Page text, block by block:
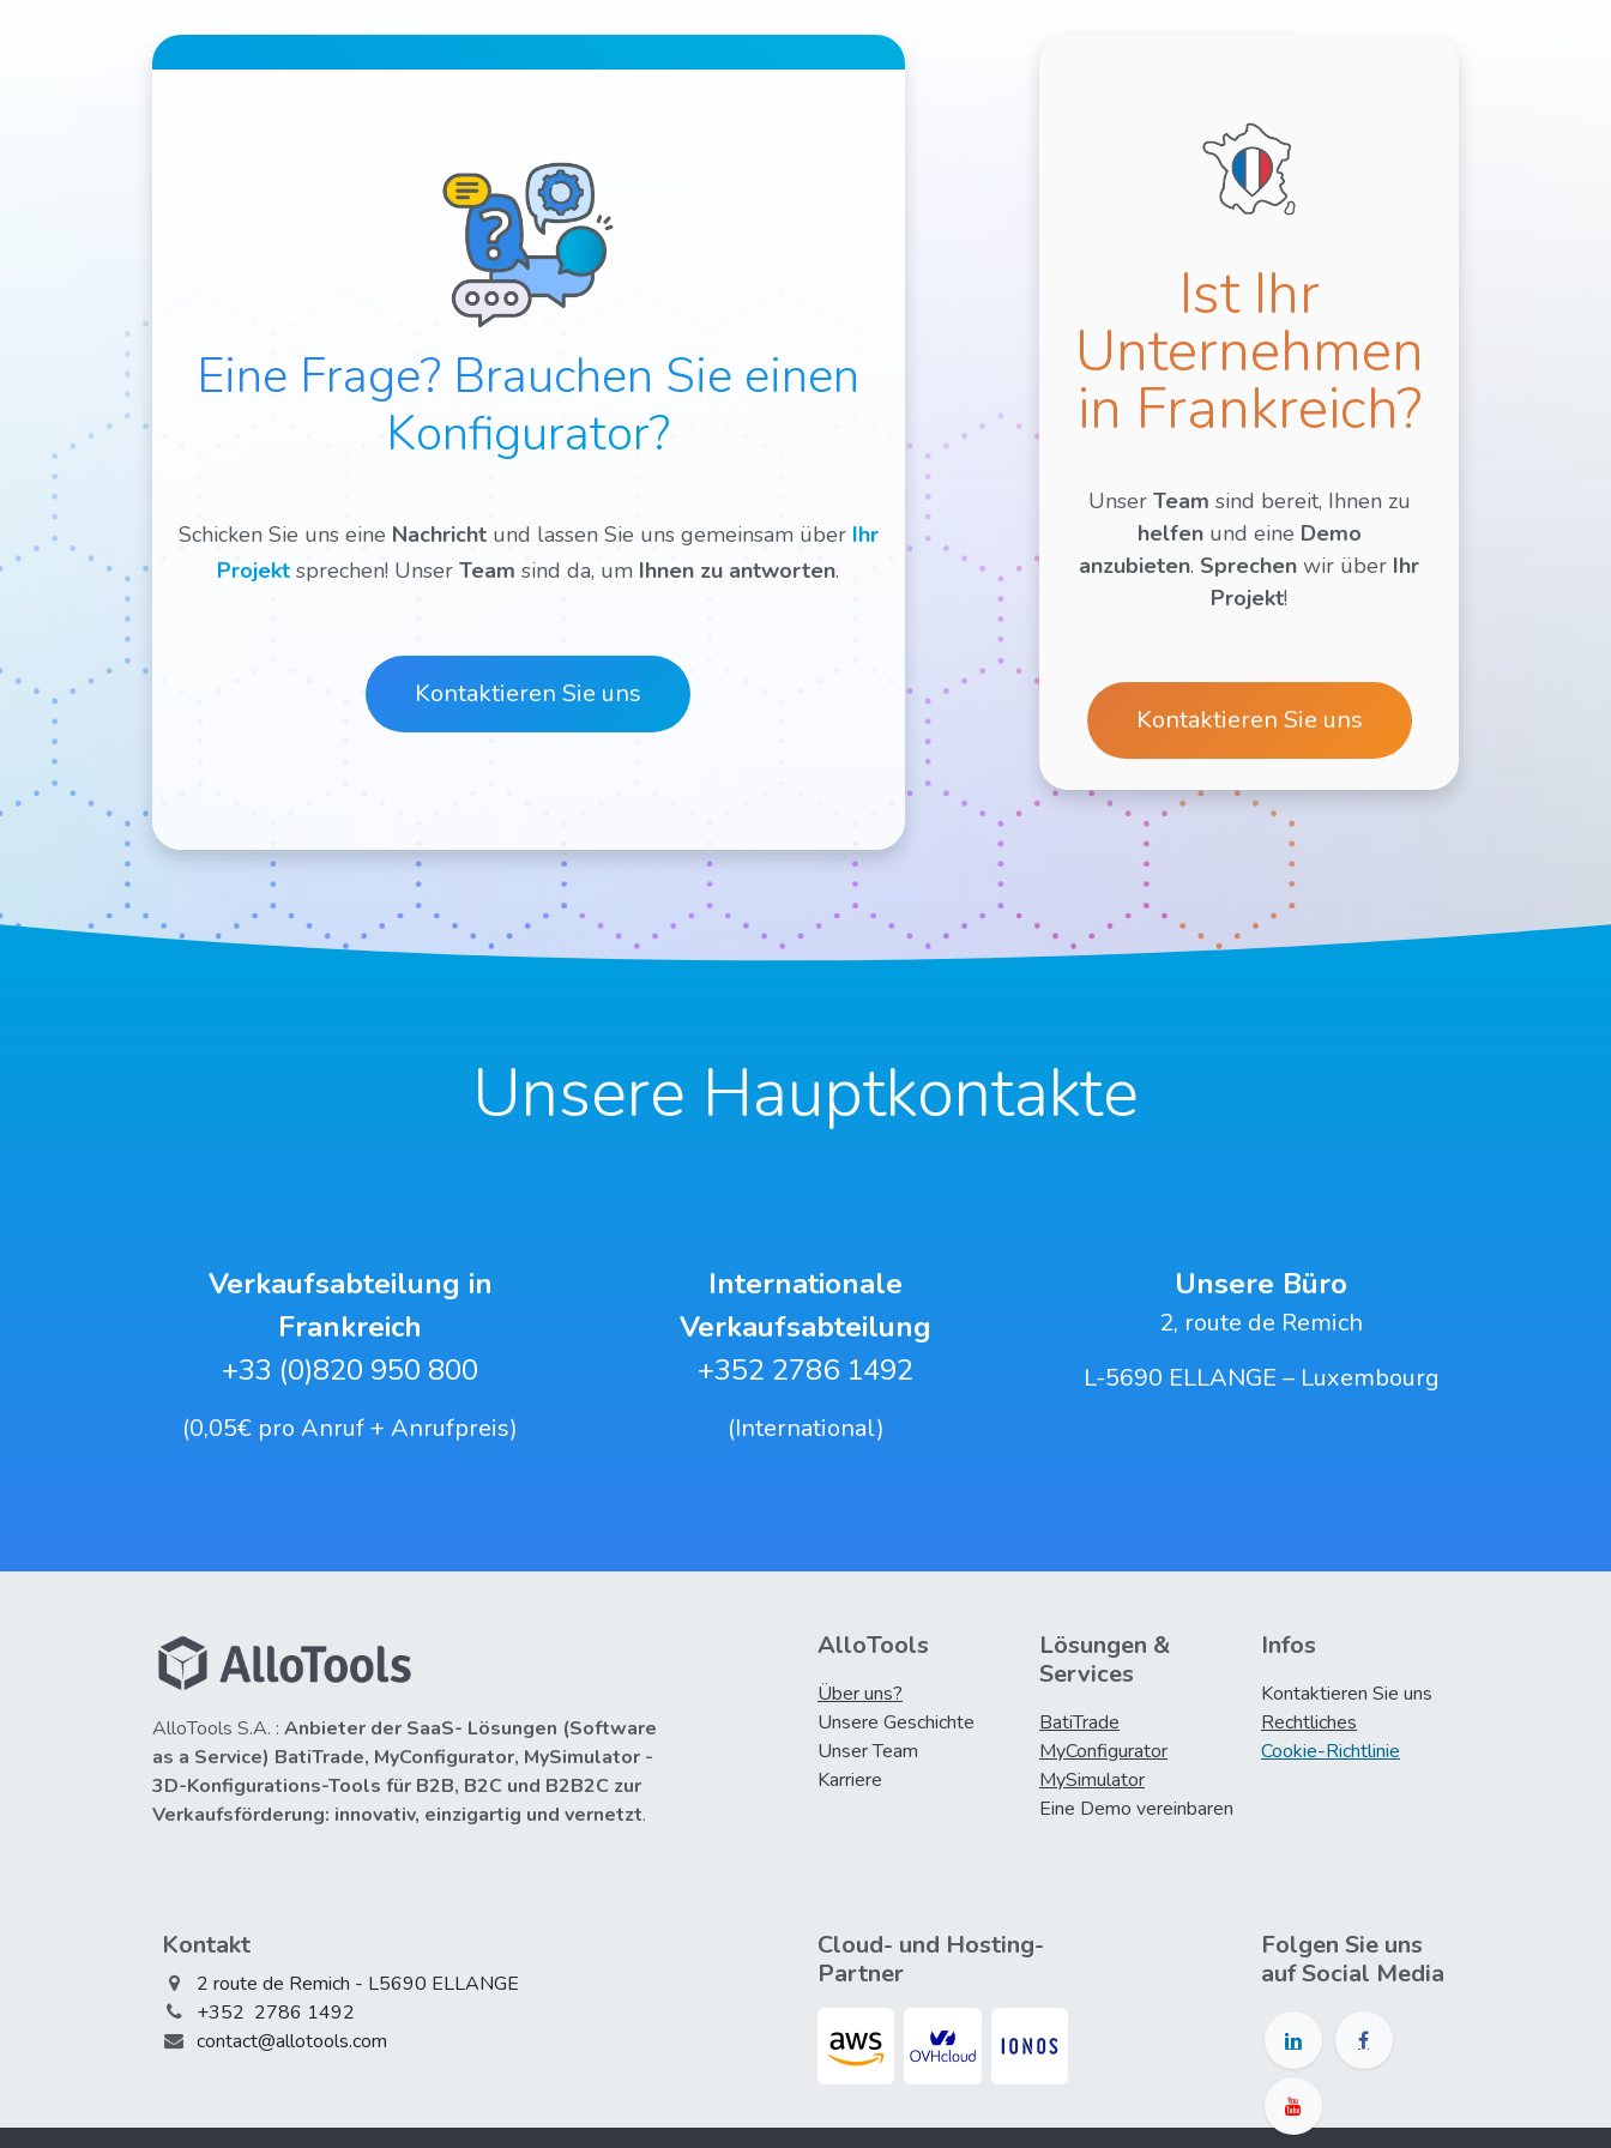
Eine Frage? Brauchen Sie einen
Konfigurator?
Schicken Sie uns eine Nachrichtund lassen Sie uns gemeinsam überIhr
Projekt sprechen! UnserTeam sind da, um Ihnen zu antworten.
Kontaktieren Sie uns
Ist Ihr
Unternehmen
in Frankreich?​
Unser Team sind bereit, Ihnen zu
helfenund eine Demo
anzubieten. Sprechen wir über Ihr
Projekt!
Kontaktieren Sie uns
Unsere Hauptkontakte
Verkaufsabteilung in
Frankreich
+33 (0)820 950 800
(0,05€ pro Anruf + Anrufpreis)
Internationale
Verkaufsabteilung
+352 2786 1492
(International)
Unsere Büro
2, route de Remich
L-5690 ELLANGE – Luxembourg
AlloTools S.A. : Anbieter der SaaS- Lösungen (Software
as a Service) BatiTrade, MyConfigurator, MySimulator -
3D-Konfigurations-Tools für B2B, B2C und B2B2C zur
Verkaufsförderung: innovativ, einzigartig und vernetzt.
Infos
Kontaktieren Sie uns
Rechtliches
Cookie-Richtlinie
Lösungen &
Services
BatiTrade
MyConfigurator
MySimulator
Eine Demo vereinbaren
AlloTools
Über uns?
Unsere Geschichte
Unser Team
Karriere
Kontakt
2 route de Remich - L5690 ELLANGE
+352 2786 1492
contact@allotools.com
Folgen Sie uns
auf Social Media
Cloud- und Hosting-
Partner